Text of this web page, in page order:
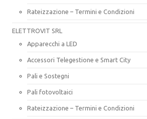
Rateizzazione – Termini e Condizioni
ELETTROVIT SRL
Apparecchi a LED
Accessori Telegestione e Smart City
Pali e Sostegni
Pali fotovoltaici
Rateizzazione – Termini e Condizioni